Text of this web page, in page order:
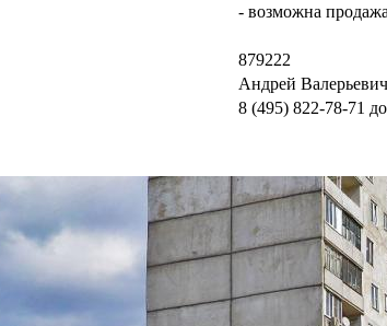
- возможна
879222
Андрей Валерьевич
8 (495) 822-78-71